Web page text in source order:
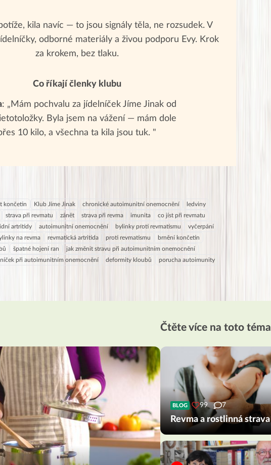
kila navíc — to jsou signály těla, ne rozsudek. V
odborné materiály a živou podporu Evy. Krok
za krokem, bez tlaku.
Co říkají členky klubu
: „Mám pochvalu za jídelníček Jíme Jinak od
Byla jsem na vážení — mám dole
10 kilo, a všechna ta kila jsou tuk. "
končetin Klub Jíme Jinak chronické autoimunitní onemocnění
ledviny
strava při revmatu zánět strava při revma imunita
co jíst při revmatu
artritidy autoimunitní onemocnění bylinky proti revmatismu
vyčerpání
na revma revmatická artritida proti revmatismu
brnění končetin
špatné hojení ran
jak změnit stravu při autoimunitním onemocnění
při autoimunitním onemocnění deformity kloubů
porucha autoimunity
Čtěte více na toto téma
BLOG 99 7
Revma a rostlinná strava